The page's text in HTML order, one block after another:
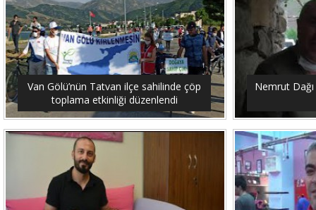
Van Gölü’nün Tatvan ilçe sahilinde çöp
toplama etkinliği düzenlendi
Nemrut